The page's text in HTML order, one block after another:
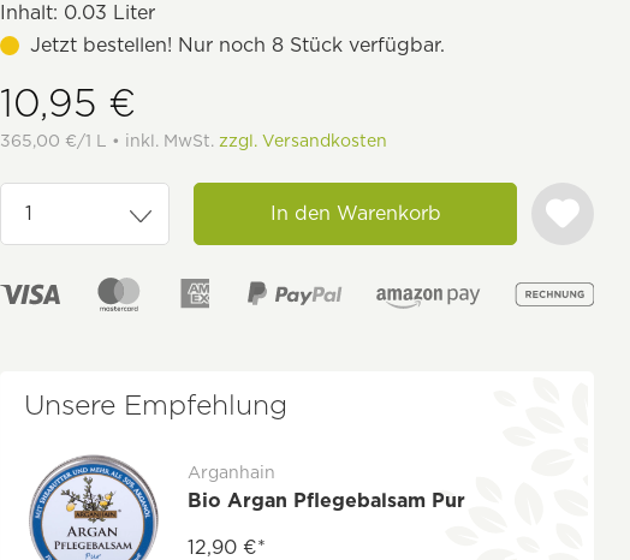
Inhalt: 0.03 Liter
Jetzt bestellen! Nur noch 8 Stück verfügbar.
10,95 €
365,00 €/1 L • inkl. MwSt. zzgl. Versandkosten
In den Warenkorb
Unsere Empfehlung
Arganhain
Bio Argan Pflegebalsam Pur
12,90 €*